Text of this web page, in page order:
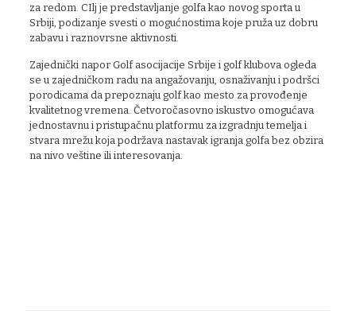
za redom. CIlj je predstavljanje golfa kao novog sporta u
Srbiji, podizanje svesti o mogućnostima koje pruža uz dobru
zabavu i raznovrsne aktivnosti.
Zajednički napor Golf asocijacije Srbije i golf klubova ogleda
se u zajedničkom radu na angažovanju, osnaživanju i podršci
porodicama da prepoznaju golf kao mesto za provođenje
kvalitetnog vremena. Četvoročasovno iskustvo omogućava
jednostavnu i pristupačnu platformu za izgradnju temelja i
stvara mrežu koja podržava nastavak igranja golfa bez obzira
na nivo veštine ili interesovanja.